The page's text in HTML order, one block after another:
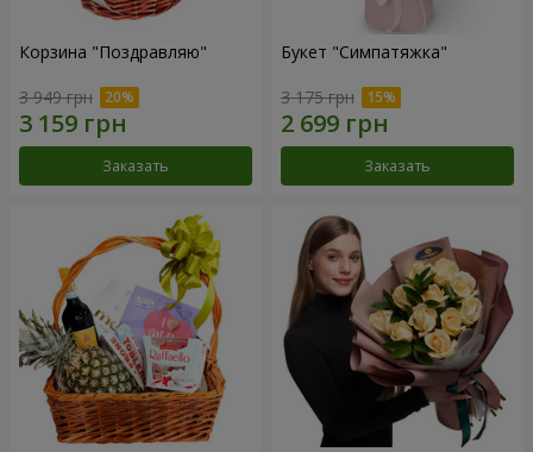
Корзина "Поздравляю"
3 949 грн
Заказать
Букет "Симпатяжка"
3 175 грн
Заказать